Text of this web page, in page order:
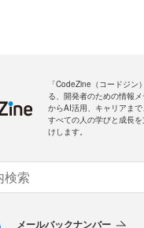
「CodeZine（コードジ
る、開発者のための情報
からAI活用、キャリアま
すべての人の学びと成長
けします。
メールバックナンバー